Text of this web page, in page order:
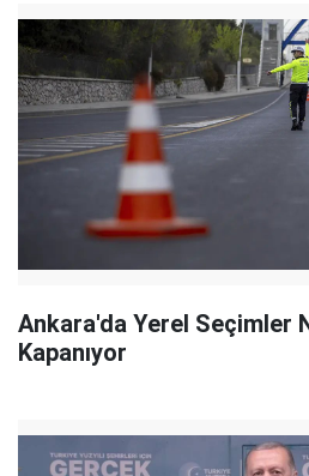
Ankara'da Yerel Seçimler
Kapanıyor